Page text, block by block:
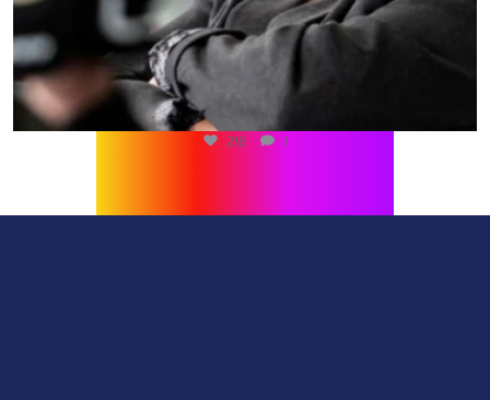
216 1